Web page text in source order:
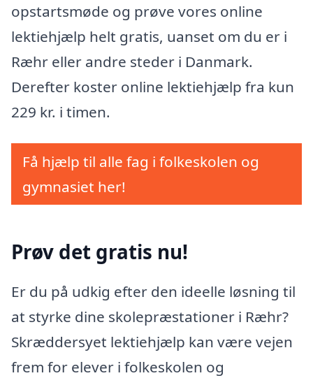
opstartsmøde og prøve vores online
lektiehjælp helt gratis, uanset om du er i
Ræhr eller andre steder i Danmark.
Derefter koster online lektiehjælp fra kun
229 kr. i timen.
Få hjælp til alle fag i folkeskolen og
gymnasiet her!
Prøv det gratis nu!
Er du på udkig efter den ideelle løsning til
at styrke dine skolepræstationer i Ræhr?
Skræddersyet lektiehjælp kan være vejen
frem for elever i folkeskolen og